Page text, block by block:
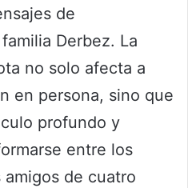
de
Derbez. La
no solo afecta a
en persona, sino que
profundo y
entre los
de cuatro